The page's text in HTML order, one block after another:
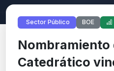
Sector Público BOE
Nombramiento
Catedrático